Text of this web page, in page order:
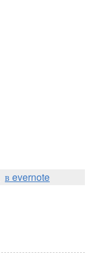
в evernote